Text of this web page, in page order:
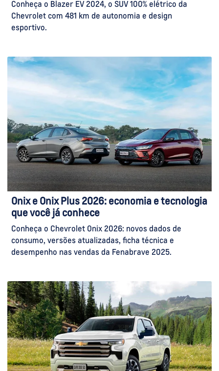
Conheça o Blazer EV 2024, o SUV 100% elétrico da
Chevrolet com 481 km de autonomia e design
esportivo.
Onix e Onix Plus 2026: economia e tecnologia
que você já conhece
Conheça o Chevrolet Onix 2026: novos dados de
consumo, versões atualizadas, ficha técnica e
desempenho nas vendas da Fenabrave 2025.